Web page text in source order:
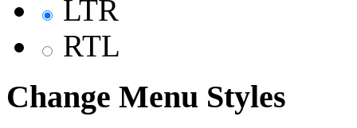
LTR
RTL
Change Menu Styles